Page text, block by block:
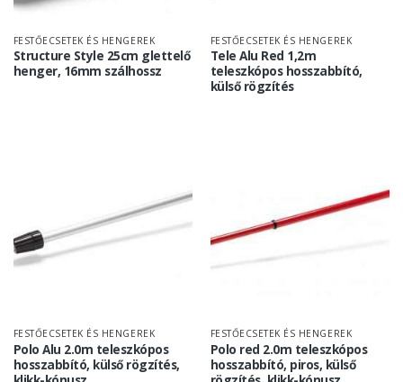
FESTŐECSETEK ÉS HENGEREK
Structure Style 25cm glettelő
henger, 16mm szálhossz
FESTŐECSETEK ÉS HENGEREK
Tele Alu Red 1,2m
teleszkópos hosszabbító,
külső rögzítés
FESTŐECSETEK ÉS HENGEREK
Polo Alu 2.0m teleszkópos
hosszabbító, külső rögzítés,
FESTŐECSETEK ÉS HENGEREK
Polo red 2.0m teleszkópos
hosszabbító, piros, külső